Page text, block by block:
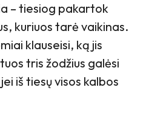
– tiesiog pakartok
kuriuos tarė vaikinas.
klauseisi, ką jis
tris žodžius galėsi
iš tiesų visos kalbos